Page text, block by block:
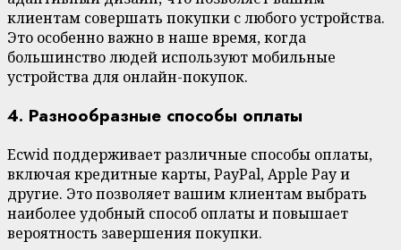
клиентам совершать покупки с любого устройства.
Это особенно важно в наше время, когда
большинство людей используют мобильные
устройства для онлайн-покупок.
4. Разнообразные способы оплаты
Ecwid поддерживает различные способы оплаты,
включая кредитные карты, PayPal, Apple Pay и
другие. Это позволяет вашим клиентам выбрать
наиболее удобный способ оплаты и повышает
вероятность завершения покупки.